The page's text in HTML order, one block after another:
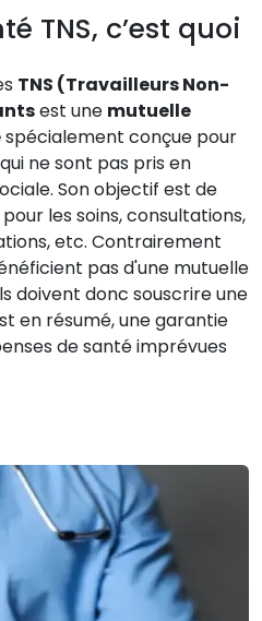
TNS, c’est quoi
TNS (Travailleurs Non-
est une mutuelle
spécialement conçue pour
ne sont pas pris en
Son objectif est de
les soins, consultations,
etc. Contrairement
pas d'une mutuelle
doivent donc souscrire une
en résumé, une garantie
de santé imprévues